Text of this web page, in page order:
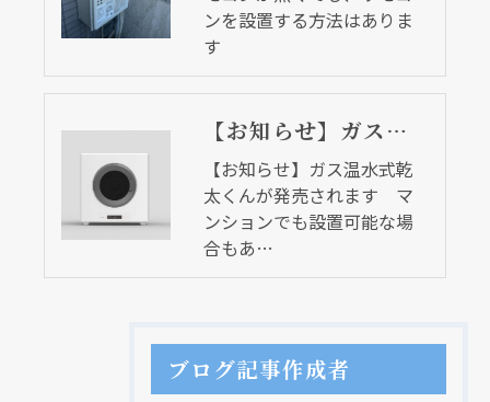
ンを設置する方法はありま
す
【お知らせ】ガス温水式乾太くんが発売されます マンションでも設置可能な場合もあります
【お知らせ】ガス温水式乾
太くんが発売されます マ
ンションでも設置可能な場
合もあ…
ブログ記事作成者